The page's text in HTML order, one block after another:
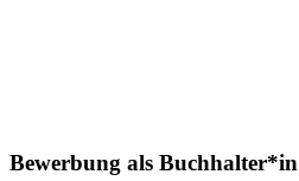
Bewerbung als Buchhalter*in